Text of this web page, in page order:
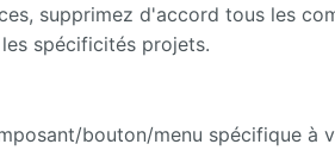
supprimez d'accord tous les
spécificités projets.
bouton/menu spécifique à